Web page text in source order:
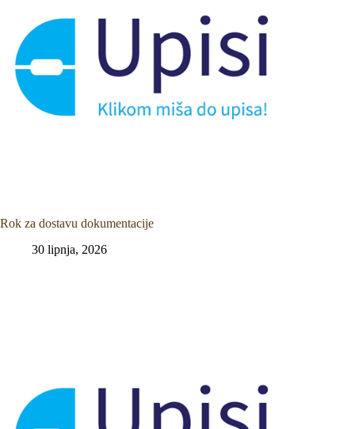
Rok za dostavu dokumentacije
30 lipnja, 2026